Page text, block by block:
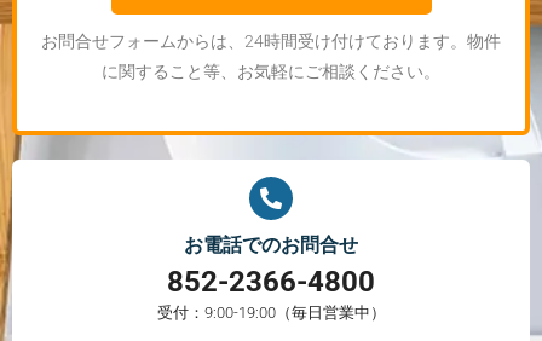
お問合せフォームからは、24時間受け付けております。物件
に関すること等、お気軽にご相談ください。
お電話でのお問合せ
852-2366-4800
受付：9:00-19:00（毎日営業中）